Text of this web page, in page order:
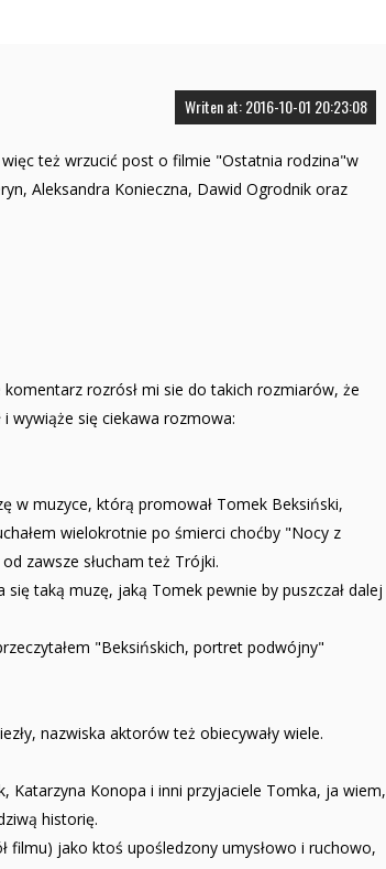
Writen at: 2016-10-01 20:23:08
też wrzucić post o filmie "Ostatnia rodzina"w
Aleksandra Konieczna, Dawid Ogrodnik oraz
rozrósł mi sie do takich rozmiarów, że
wywiąże się ciekawa rozmowa:
w muzyce, którą promował Tomek Beksiński,
wielokrotnie po śmierci choćby "Nocy z
zawsze słucham też Trójki.
się taką muzę, jaką Tomek pewnie by puszczał dalej
"Beksińskich, portret podwójny"
nazwiska aktorów też obiecywały wiele.
Katarzyna Konopa i inni przyjaciele Tomka, ja wiem,
historię.
filmu) jako ktoś upośledzony umysłowo i ruchowo,